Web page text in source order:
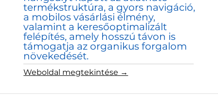
termékstruktúra, a gyors navigáció,
a mobilos vásárlási élmény,
valamint a keresőoptimalizált
felépítés, amely hosszú távon is
támogatja az organikus forgalom
növekedését.
Weboldal megtekintése →